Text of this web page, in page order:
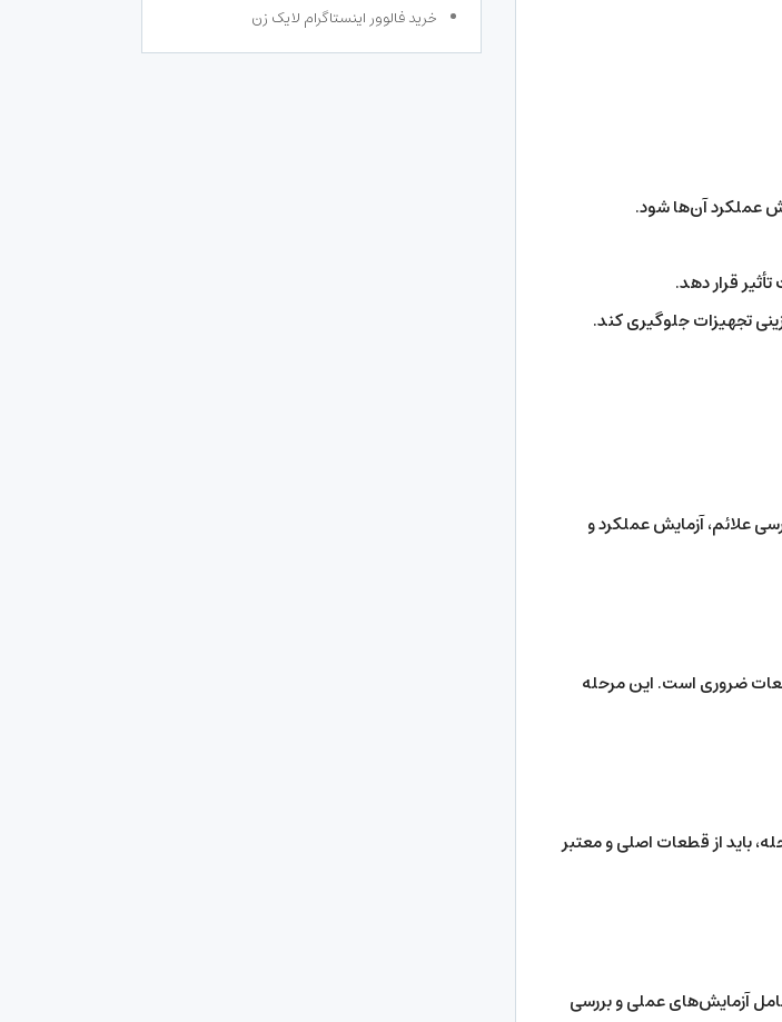
عملکرد آن‌ها شود.
قرار دهد.
تجهیزات جلوگیری کند.
علائم، آزمایش عملکرد و
ضروری است. این مرحله
باید از قطعات اصلی و معتبر
آزمایش‌های عملی و بررسی
خرید فالوور اینستاگرام لایک زن